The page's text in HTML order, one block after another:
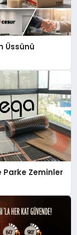
Üssünü
Parke Zeminler